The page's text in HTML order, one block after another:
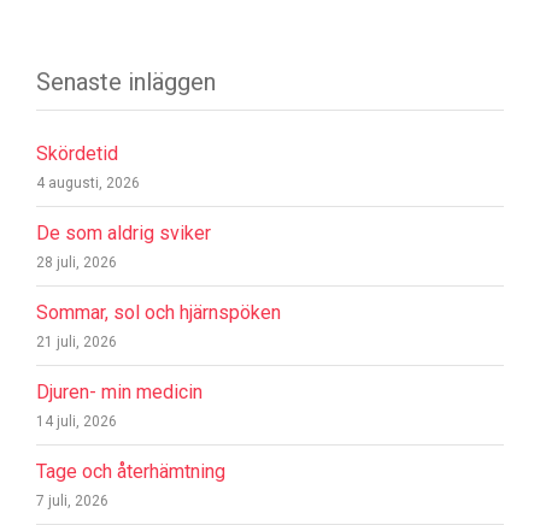
Senaste inläggen
Skördetid
4 augusti, 2026
De som aldrig sviker
28 juli, 2026
Sommar, sol och hjärnspöken
21 juli, 2026
Djuren- min medicin
14 juli, 2026
Tage och återhämtning
7 juli, 2026